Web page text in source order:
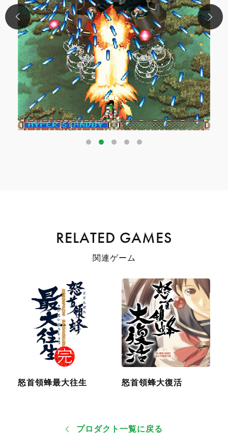
RELATED GAMES
関連ゲーム
怒首領蜂最大往生 怒首領蜂大復活
プロダクト一覧に戻る